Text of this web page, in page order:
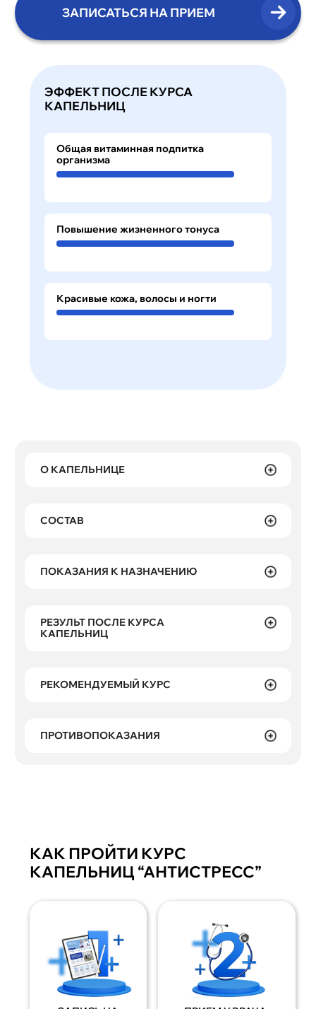
ЗАПИСАТЬСЯ НА ПРИЕМ
ЭФФЕКТ ПОСЛЕ КУРСА
КАПЕЛЬНИЦ
Общая витаминная подпитка
организма
Повышение жизненного тонуса
Красивые кожа, волосы и ногти
О КАПЕЛЬНИЦЕ
СОСТАВ
ПОКАЗАНИЯ К НАЗНАЧЕНИЮ
РЕЗУЛЬТ ПОСЛЕ КУРСА
КАПЕЛЬНИЦ
РЕКОМЕНДУЕМЫЙ КУРС
ПРОТИВОПОКАЗАНИЯ
КАК ПРОЙТИ КУРС
КАПЕЛЬНИЦ “АНТИСТРЕСС”